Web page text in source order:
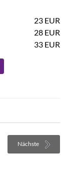
23 EUR
28 EUR
33 EUR
Nächste